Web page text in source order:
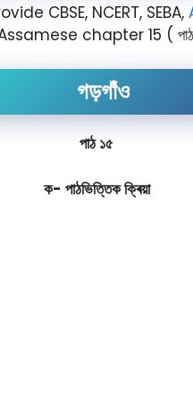
CBSE, NCERT, SEBA,
chapter 15 ( পাঠ
গড়গাঁও
পাঠ ১৫
ক- পাঠভিত্তিক ক্ৰিয়া